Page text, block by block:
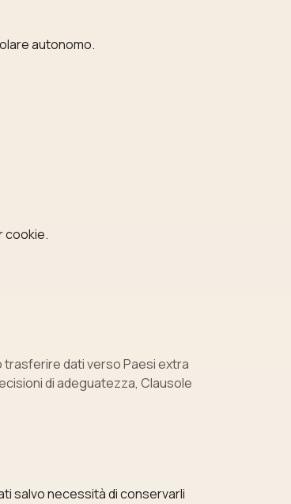
autonomo.
cookie.
trasferire dati verso Paesi extra
di adeguatezza, Clausole
salvo necessità di conservarli